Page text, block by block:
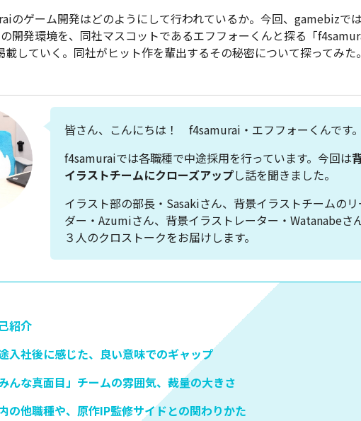
のゲーム開発はどのようにして行われているか。今回、gamebizで
開発環境を、同社マスコットであるエフフォーくんと探る「
載していく。同社がヒット作を輩出するその秘密について探ってみた。
皆さん、こんにちは！ f4samurai・エフフォーくんです。
f4samuraiでは各職種で中途採用を行っています。今回は
イラストチームにクローズアップし話を聞きました。
イラスト部の部長・Sasakiさん、背景イラストチームのリ
ダー・Azumiさん、背景イラストレーター・Watanabeさん
３人のクロストークをお届けします。
紹介
入社後に感じた、良い意味でのギャップ
みんな真面目」チームの雰囲気、裁量の大きさ
の他職種や、原作IP監修サイドとの関わりかた